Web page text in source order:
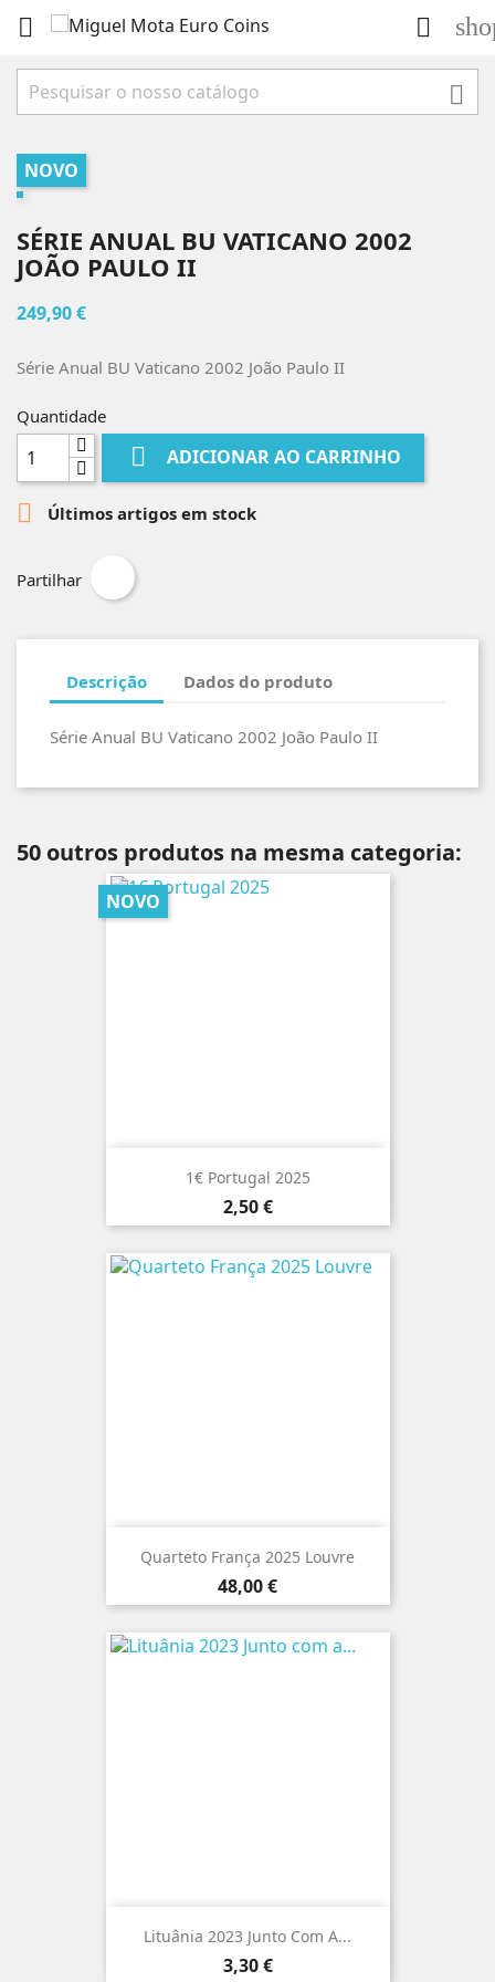
 

NOVO
SÉRIE ANUAL BU VATICANO 2002
JOÃO PAULO II
249,90 €
Série Anual BU Vaticano 2002 João Paulo II
Quantidade
 ADICIONAR AO CARRINHO
 Últimos artigos em stock
Partilhar
Descrição Dados do produto
Série Anual BU Vaticano 2002 João Paulo II
50 outros produtos na mesma categoria:
1€ Portugal 2025
Preço
2,50 €
NOVO
Quarteto França 2025 Louvre
Preço
48,00 €
Lituânia 2023 Junto Com A...
Preço
3,30 €